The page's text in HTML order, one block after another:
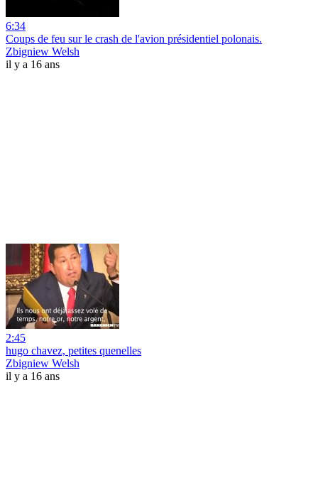
6:34
Coups de feu sur le crash de l'avion présidentiel polonais.
Zbigniew Welsh
il y a 16 ans
2:45
hugo chavez, petites quenelles
Zbigniew Welsh
il y a 16 ans